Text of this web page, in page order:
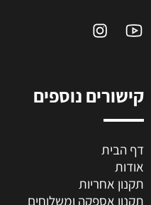
קישורים נוספים
דף הבית
אודות
תקנון אחריות
תקנון אספקה ומשלוחים